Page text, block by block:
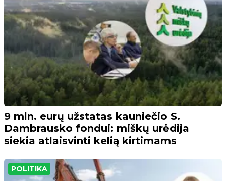
9 mln. eurų užstatas kauniečio S.
Dambrausko fondui: miškų urėdija
siekia atlaisvinti kelią kirtimams
POLITIKA